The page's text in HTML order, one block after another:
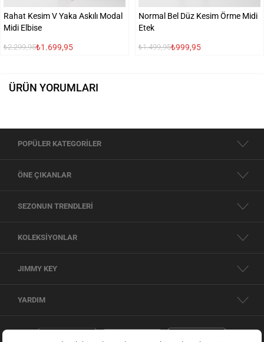
Rahat Kesim V Yaka Askılı Modal
Midi Elbise
₺2.299,95₺1.699,95
Normal Bel Düz Kesim Örme Midi
Etek
₺1.499,95₺999,95
ÜRÜN YORUMLARI
POPÜLER KATEGORİLER
ÖNE ÇIKANLAR
SEZONUN TRENDLERİ
KOLEKSİYONLAR
JIMMY KEY
YARDIM